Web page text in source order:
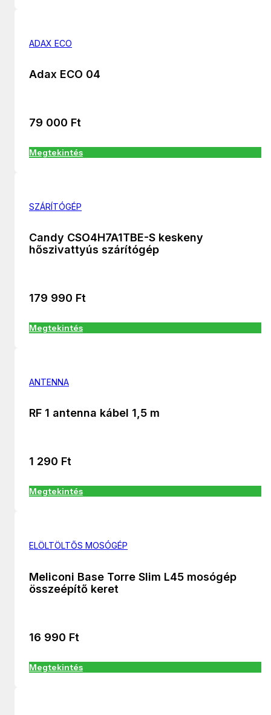
ADAX ECO
Adax ECO 04
79 000 Ft
Megtekintés
SZÁRÍTÓGÉP
Candy CSO4H7A1TBE-S keskeny
hőszivattyús szárítógép
179 990 Ft
Megtekintés
ANTENNA
RF 1 antenna kábel 1,5 m
1 290 Ft
Megtekintés
ELÖLTÖLTŐS MOSÓGÉP
Meliconi Base Torre Slim L45 mosógép
összeépítő keret
16 990 Ft
Megtekintés